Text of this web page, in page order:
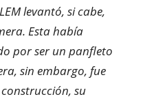
levantó, si cabe,
Esta había
por ser un panfleto
sin embargo, fue
su